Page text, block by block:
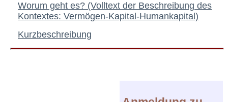
Worum geht es? (Volltext der Beschreibung des
Kontextes: Vermögen-Kapital-Humankapital)
Kurzbeschreibung